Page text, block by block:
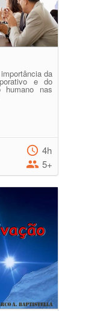
da
e do
humano nas
4h
5+